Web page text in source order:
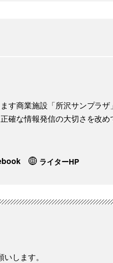
す商業施設「所沢サンプラ
確な情報発信の大切さを改
ライターHP
します。